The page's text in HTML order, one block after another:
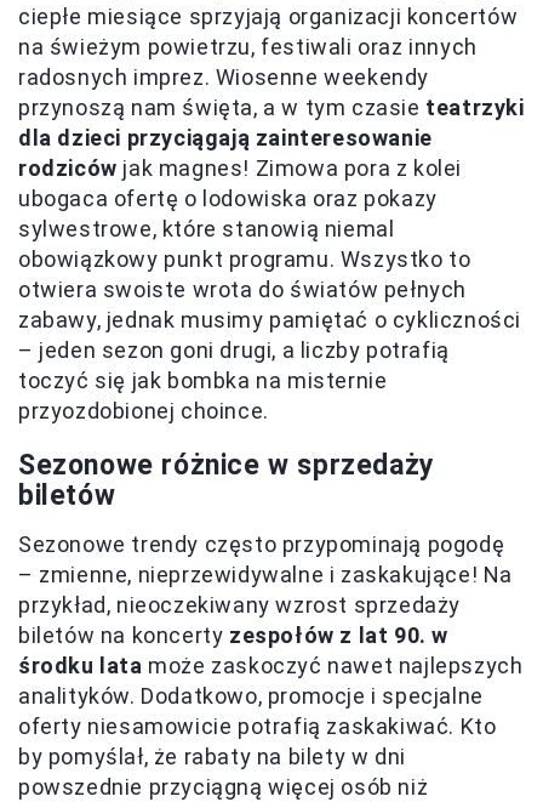
ciepłe miesiące sprzyjają organizacji koncertów
na świeżym powietrzu, festiwali oraz innych
radosnych imprez. Wiosenne weekendy
przynoszą nam święta, a w tym czasie teatrzyki
dla dzieci przyciągają zainteresowanie
rodziców jak magnes! Zimowa pora z kolei
ubogaca ofertę o lodowiska oraz pokazy
sylwestrowe, które stanowią niemal
obowiązkowy punkt programu. Wszystko to
otwiera swoiste wrota do światów pełnych
zabawy, jednak musimy pamiętać o cykliczności
– jeden sezon goni drugi, a liczby potrafią
toczyć się jak bombka na misternie
przyozdobionej choince.
Sezonowe różnice w sprzedaży
biletów
Sezonowe trendy często przypominają pogodę
– zmienne, nieprzewidywalne i zaskakujące! Na
przykład, nieoczekiwany wzrost sprzedaży
biletów na koncerty zespołów z lat 90. w
środku lata może zaskoczyć nawet najlepszych
analityków. Dodatkowo, promocje i specjalne
oferty niesamowicie potrafią zaskakiwać. Kto
by pomyślał, że rabaty na bilety w dni
powszednie przyciągną więcej osób niż